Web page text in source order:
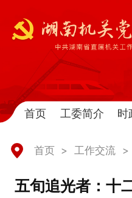
首页 工委简介 时
首页 > 工作交流 >
五旬追光者：十